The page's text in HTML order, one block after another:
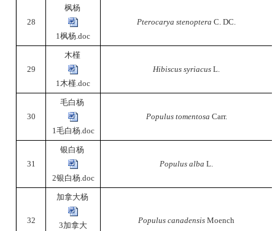
28
枫杨
1枫杨.doc
Pterocarya stenoptera C. DC.
29
木槿
1木槿.doc
Hibiscus syriacus L.
30
毛白杨
1毛白杨.doc
Populus tomentosa Carr.
31
银白杨
2银白杨.doc
Populus alba L.
32
加拿大杨
3加拿大
Populus canadensis Moench